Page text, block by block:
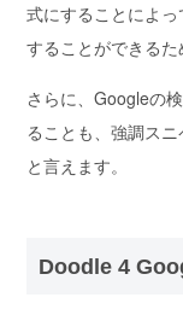
式にすることによ
することができるた
さらに、Googleの
ることも、強調ス
と言えます。
Doodle 4